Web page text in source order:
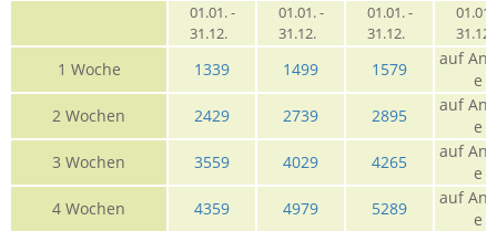
01.01. -
31.12.
01.01. -
31.12.
01.01. -
31.12.
01.01.
1 Woche 1339 1499 1579
auf
e
2 Wochen
2429 2739 2895
auf
e
3 Wochen
3559 4029 4265
auf
e
4 Wochen
4359 4979 5289
auf
e